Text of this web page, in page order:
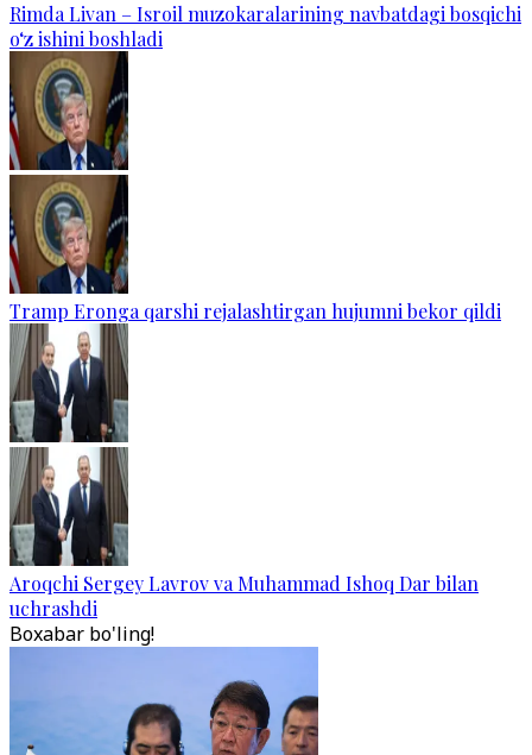
Rimda Livan – Isroil muzokaralarining navbatdagi bosqichi
o‘z ishini boshladi
Tramp Eronga qarshi rejalashtirgan hujumni bekor qildi
Aroqchi Sergey Lavrov va Muhammad Ishoq Dar bilan
uchrashdi
Boxabar bo'ling!